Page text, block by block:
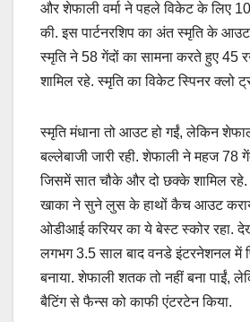
और शेफाली वर्मा ने पहले विकेट के लिए
की. इस पार्टनरशिप का अंत स्मृति के
स्मृति ने 58 गेंदों का सामना करते हुए 45
शामिल रहे. स्मृति का विकेट स्पिनर क्लो
स्मृति मंधाना तो आउट हो गईं, लेकिन
बल्लेबाजी जारी रही. शेफाली ने महज 78
जिसमें सात चौके और दो छक्के शामिल रहे.
खाका ने सुने लुस के हाथों कैच आउट
ओडीआई करियर का ये बेस्ट स्कोर रहा.
लगभग 3.5 साल बाद वनडे इंटरनेशनल में
बनाया. शेफाली शतक तो नहीं बना पाईं,
बैटिंग से फैन्स को काफी एंटरटेन किया.